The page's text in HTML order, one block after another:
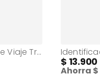
Identificador de Maletas de Viaje Travel Tag Morado
13.900
Ahorra